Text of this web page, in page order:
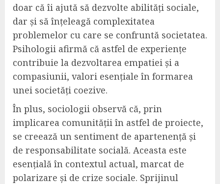
doar că îi ajută să dezvolte abilități sociale,
dar și să înțeleagă complexitatea
problemelor cu care se confruntă societatea.
Psihologii afirmă că astfel de experiențe
contribuie la dezvoltarea empatiei și a
compasiunii, valori esențiale în formarea
unei societăți coezive.
În plus, sociologii observă că, prin
implicarea comunității în astfel de proiecte,
se creează un sentiment de apartenență și
de responsabilitate socială. Aceasta este
esențială în contextul actual, marcat de
polarizare și de crize sociale. Sprijinul